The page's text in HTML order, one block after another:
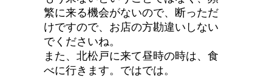
繁に来る機会がないので、断っただ
けですので、お店の方勘違いしない
でくださいね。
また、北松戸に来て昼時の時は、食
べに行きます。ではでは。